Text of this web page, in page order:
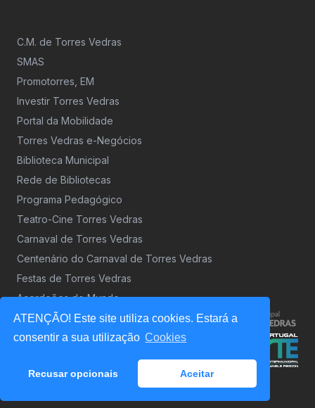
ATENÇÃO! Este site utiliza cookies. Estará a
consentir a sua utilização Cookies
Recusar opcionais Aceitar
C.M. de Torres Vedras
SMAS
Promotorres, EM
Investir Torres Vedras
Portal da Mobilidade
Torres Vedras e-Negócios
Biblioteca Municipal
Rede de Bibliotecas
Programa Pedagógico
Teatro-Cine Torres Vedras
Carnaval de Torres Vedras
Centenário do Carnaval de Torres Vedras
Festas de Torres Vedras
Acordeões do Mundo